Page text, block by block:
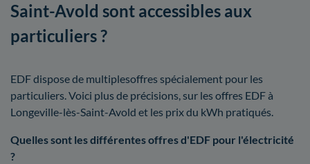
Saint-Avold sont accessibles aux
particuliers ?
EDF dispose de multiplesoffres spécialement pour les
particuliers. Voici plus de précisions, sur les offres EDF à
Longeville-lès-Saint-Avold et les prix du kWh pratiqués.
Quelles sont les différentes offres d'EDF pour l'électricité
?